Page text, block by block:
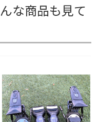
な商品も見て